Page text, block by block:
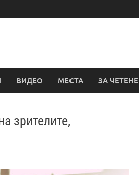
ВИДЕО МЕСТА ЗА ЧЕТЕНЕ
зрителите,